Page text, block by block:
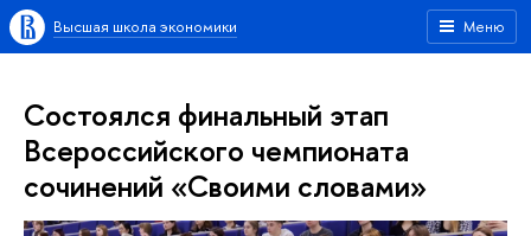
Меню
Высшая школа экономики
Состоялся финальный этап
Всероссийского чемпионата
сочинений «Своими словами»